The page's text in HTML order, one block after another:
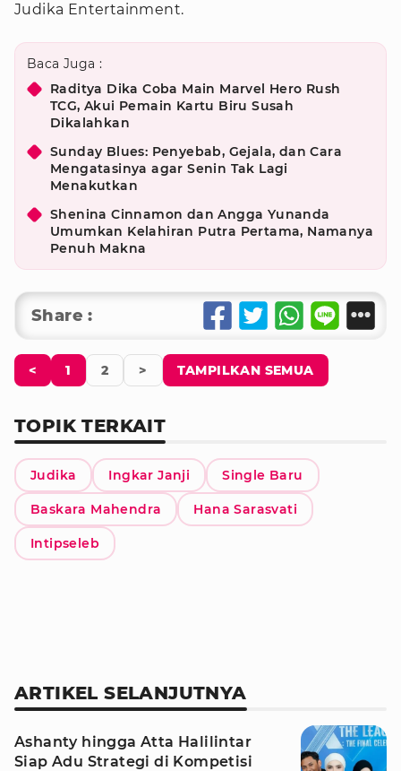
Judika Entertainment.
Baca Juga :
Raditya Dika Coba Main Marvel Hero Rush
TCG, Akui Pemain Kartu Biru Susah
Dikalahkan
Sunday Blues: Penyebab, Gejala, dan Cara
Mengatasinya agar Senin Tak Lagi
Menakutkan
Shenina Cinnamon dan Angga Yunanda
Umumkan Kelahiran Putra Pertama, Namanya
Penuh Makna
Share :
< 1 2 > TAMPILKAN SEMUA
TOPIK TERKAIT
Judika Ingkar Janji Single Baru
Baskara Mahendra Hana Sarasvati
Intipseleb
ARTIKEL SELANJUTNYA
Ashanty hingga Atta Halilintar
Siap Adu Strategi di Kompetisi